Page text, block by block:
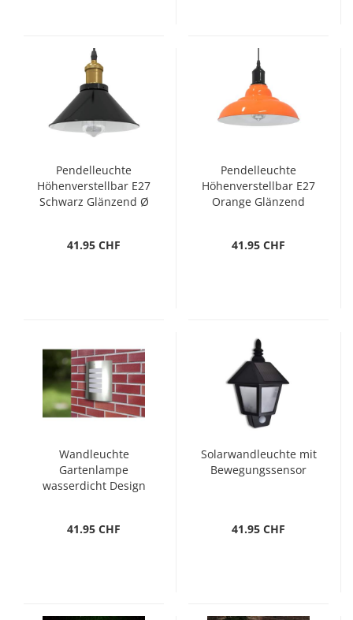
Pendelleuchte
Höhenverstellbar E27
Schwarz Glänzend Ø
41.95 CHF
Pendelleuchte
Höhenverstellbar E27
Orange Glänzend
41.95 CHF
Wandleuchte
Gartenlampe
wasserdicht Design
41.95 CHF
Solarwandleuchte mit
Bewegungssensor
41.95 CHF